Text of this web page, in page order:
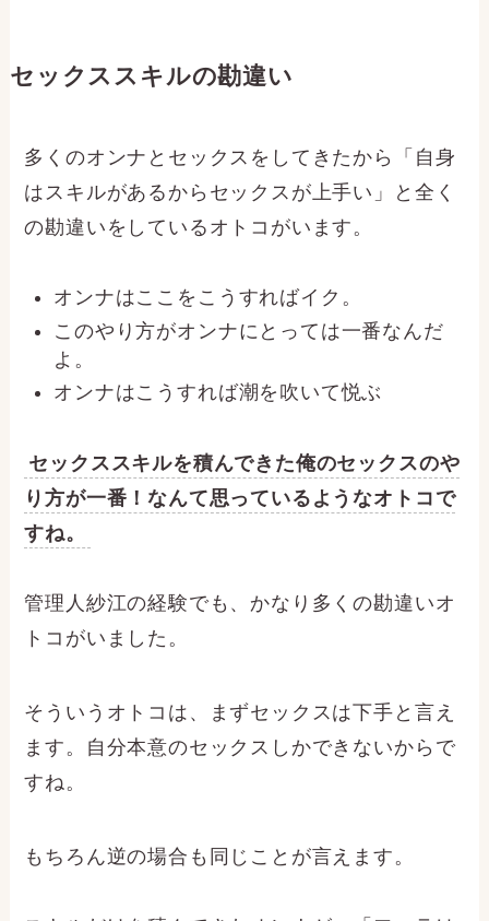
セックススキルの勘違い
多くのオンナとセックスをしてきたから「自身
はスキルがあるからセックスが上手い」と全く
の勘違いをしているオトコがいます。
オンナはここをこうすればイク。
このやり方がオンナにとっては一番なんだ
よ。
オンナはこうすれば潮を吹いて悦ぶ
セックススキルを積んできた俺のセックスのや
り方が一番！なんて思っているようなオトコで
すね。
管理人紗江の経験でも、かなり多くの勘違いオ
トコがいました。
そういうオトコは、まずセックスは下手と言え
ます。自分本意のセックスしかできないからで
すね。
もちろん逆の場合も同じことが言えます。